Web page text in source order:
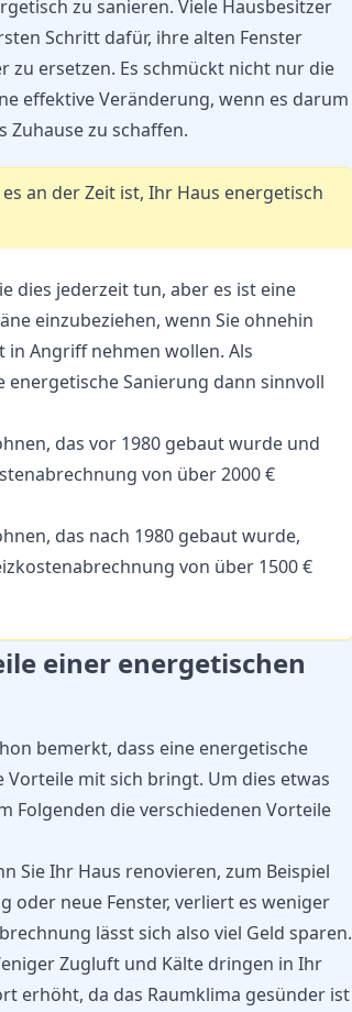
zu sanieren. Viele Hausbesitzer
Schritt dafür, ihre alten Fenster
zu ersetzen. Es schmückt nicht nur die
effektive Veränderung, wenn es darum
Zuhause zu schaffen.
an der Zeit ist, Ihr Haus energetisch
dies jederzeit tun, aber es ist eine
einzubeziehen, wenn Sie ohnehin
in Angriff nehmen wollen. Als
energetische Sanierung dann sinnvoll
das vor 1980 gebaut wurde und
von über 2000 €
das nach 1980 gebaut wurde,
von über 1500 €
einer energetischen
bemerkt, dass eine energetische
Vorteile mit sich bringt. Um dies etwas
Folgenden die verschiedenen Vorteile
Sie Ihr Haus renovieren, zum Beispiel
oder neue Fenster, verliert es weniger
lässt sich also viel Geld sparen.
Zugluft und Kälte dringen in Ihr
erhöht, da das Raumklima gesünder ist